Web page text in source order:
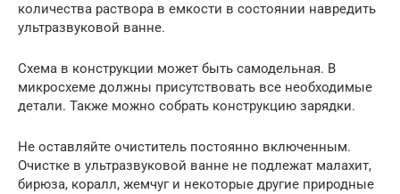
количества раствора в емкости в состоянии навредить
ультразвуковой ванне.
Схема в конструкции может быть самодельная. В
микросхеме должны присутствовать все необходимые
детали. Также можно собрать конструкцию зарядки.
Не оставляйте очиститель постоянно включенным.
Очистке в ультразвуковой ванне не подлежат малахит,
бирюза, коралл, жемчуг и некоторые другие природные